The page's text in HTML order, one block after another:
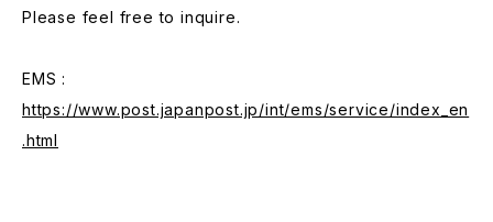
Please feel free to inquire.
EMS :
https://www.post.japanpost.jp/int/ems/service/index_en
.html